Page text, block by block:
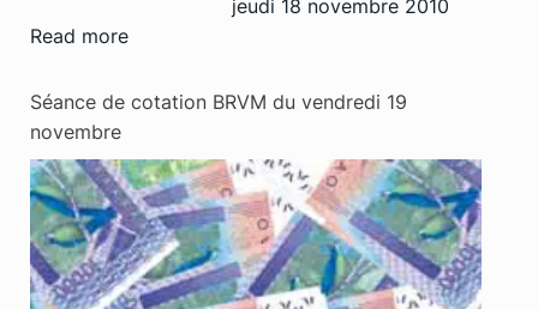
jeudi 18 novembre 2010
Read more
Séance de cotation BRVM du vendredi 19
novembre